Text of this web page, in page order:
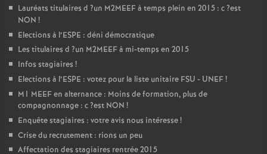
Lauréats titulaires d ?un M2MEEFà temps plein en 2015 : c?est
NON !
Elections à l’ESPE : déni démocratique
Les titulaires d ?un M2MEEFà mi-temps en 2015
Infos stagiaires !
Elections à l’ESPE : votez pour la liste unitaire FSU - UNEF!
M1 MEEFen alternance : Moins de formation, plus de
compagnonnage : c?est NON !
Enquête stagiaires : votre avis nous intéresse!
Crise du recrutement : rions un peu
Affectation des stagiaires rentrée 2015